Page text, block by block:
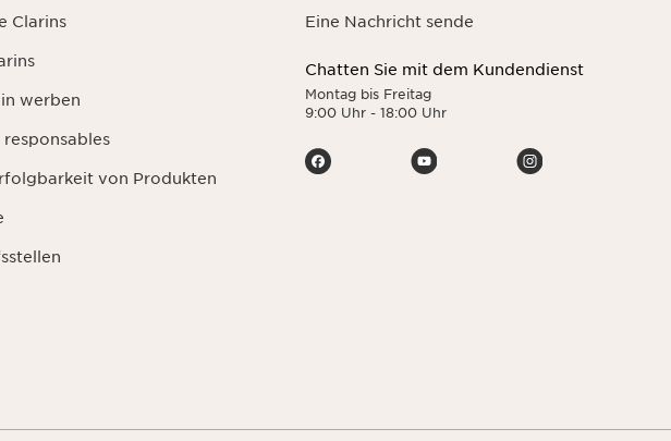
Clarins
werben
von Produkten
Eine Nachricht sende
Chatten Sie mit dem Kundendienst
Montag bis Freitag
9:00 Uhr - 18:00 Uhr